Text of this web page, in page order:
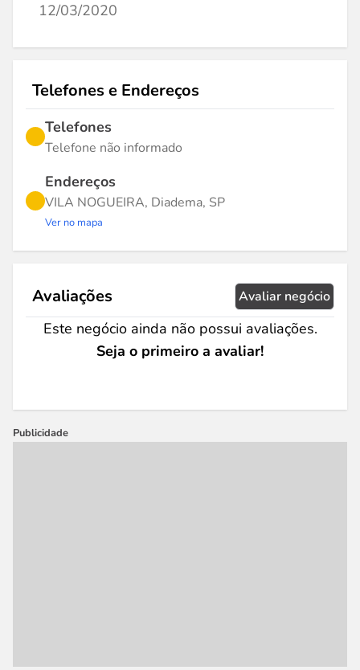
12/03/2020
Telefones e Endereços
Telefones
Telefone não informado
Endereços
VILA NOGUEIRA, Diadema, SP
Ver no mapa
Avaliações Avaliar negócio
Este negócio ainda não possui avaliações.
Seja o primeiro a avaliar!
Publicidade